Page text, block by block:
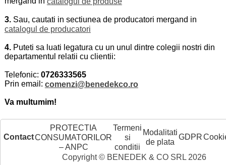
3. Sau, cautati in sectiunea de producatori mergand in
catalogul de producatori
4. Puteti sa luati legatura cu un unul dintre colegii nostri din
departamentul relatii cu clientii:
Telefonic: 0726333565
Prin email: comenzi@benedekco.ro
Va multumim!
Contact
PROTECTIA
CONSUMATORILOR
– ANPC
Termeni
si
conditii
Modalitati
de plata
GDPR
Copyright © BENEDEK & CO SRL 2026